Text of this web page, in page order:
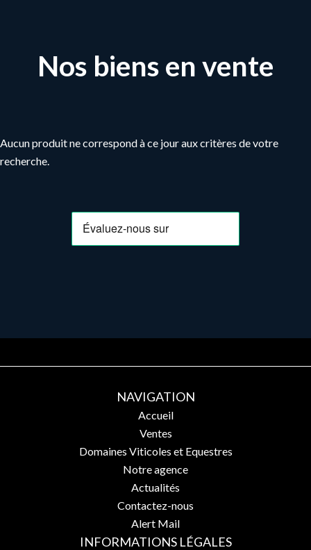
Nos biens en vente
Aucun produit ne correspond à ce jour aux critères de votre
recherche.
NAVIGATION
Accueil
Ventes
Domaines Viticoles et Equestres
Notre agence
Actualités
Contactez-nous
Alert Mail
INFORMATIONS LÉGALES